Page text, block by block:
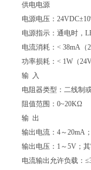
供电电源
电源电压：
电源指示：通电时，
电流消耗：< 38mA（
功率损耗：< 1W（
输 入
电阻器类型：二线制
阻值范围：0~20KΩ
输 出
输出电流：4～20mA
输出电压：1～5V；
电流输出允许负载：